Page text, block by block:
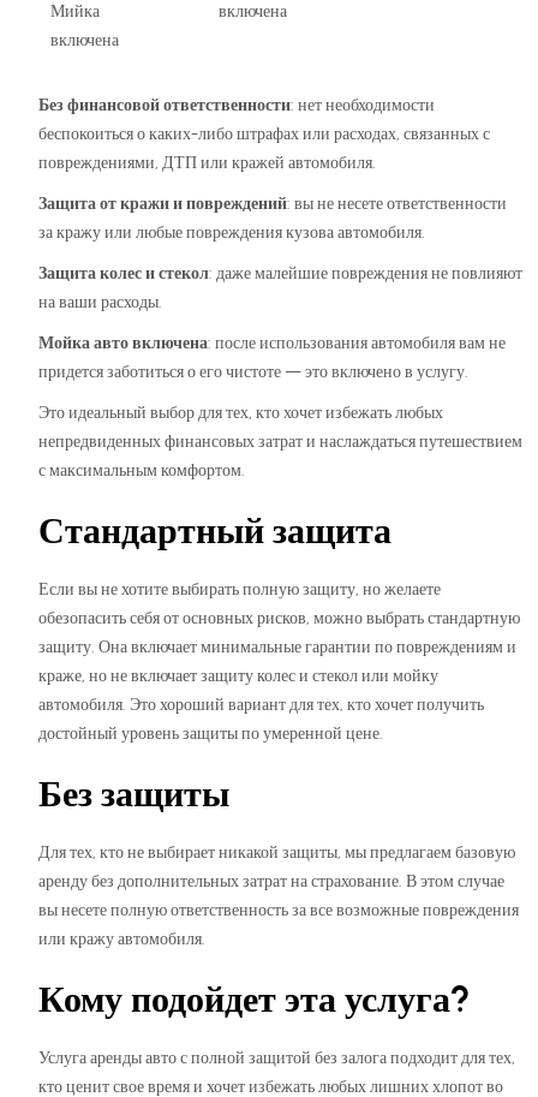
Мийка
включена
включена
Без финансовой ответственности: нет необходимости
беспокоиться о каких-либо штрафах или расходах, связанных с
повреждениями, ДТП или кражей автомобиля.
Защита от кражи и повреждений: вы не несете ответственности
за кражу или любые повреждения кузова автомобиля.
Защита колес и стекол: даже малейшие повреждения не повлияют
на ваши расходы.
Мойка авто включена: после использования автомобиля вам не
придется заботиться о его чистоте — это включено в услугу.
Это идеальный выбор для тех, кто хочет избежать любых
непредвиденных финансовых затрат и наслаждаться путешествием
с максимальным комфортом.
Стандартный защита
Если вы не хотите выбирать полную защиту, но желаете
обезопасить себя от основных рисков, можно выбрать стандартную
защиту. Она включает минимальные гарантии по повреждениям и
краже, но не включает защиту колес и стекол или мойку
автомобиля. Это хороший вариант для тех, кто хочет получить
достойный уровень защиты по умеренной цене.
Без защиты
Для тех, кто не выбирает никакой защиты, мы предлагаем базовую
аренду без дополнительных затрат на страхование. В этом случае
вы несете полную ответственность за все возможные повреждения
или кражу автомобиля.
Кому подойдет эта услуга?
Услуга аренды авто с полной защитой без залога подходит для тех,
кто ценит свое время и хочет избежать любых лишних хлопот во